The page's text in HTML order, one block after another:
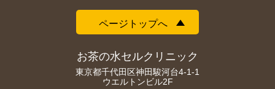
ページトップへ
お茶の水セルクリニック
東京都千代田区神田駿河台4-1-1
ウエルトンビル2F